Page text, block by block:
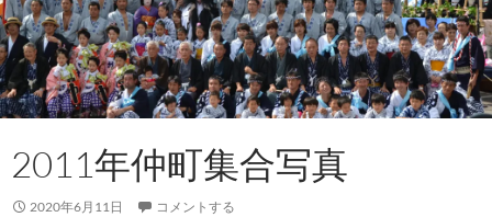
2011年仲町集合写真
2020年6月11日 コメントする